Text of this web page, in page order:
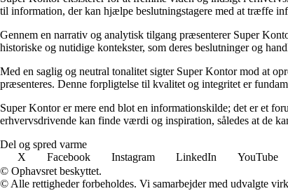
til information, der kan hjælpe beslutningstagere med at træffe
Gennem en narrativ og analytisk tilgang præsenterer Super
historiske og nutidige kontekster, som deres beslutninger og
Med en saglig og neutral tonalitet sigter Super Kontor mod at
præsenteres. Denne forpligtelse til kvalitet og integritet er
Super Kontor er mere end blot en informationskilde; det er et
erhvervsdrivende kan finde værdi og inspiration, således at de
Del og spred varme
X
Facebook Instagram LinkedIn YouTube
© Ophavsret beskyttet.
© Alle rettigheder forbeholdes. Vi samarbejder med udvalgte